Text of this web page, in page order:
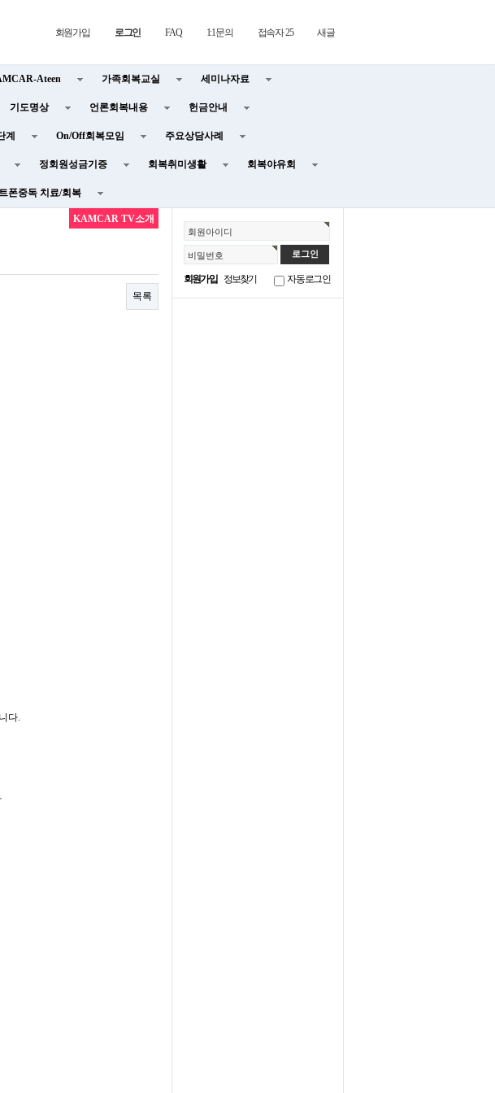
회원가입 로그인 FAQ 1:1문의 접속자 25 새글
Ateen 가족회복교실 세미나자료
기도명상 언론회복내용 헌금안내
계 On/Off회복모임 주요상담사례
정회원성금기증 회복취미생활 회복야유회
폰중독 치료/회복
회원아이디
비밀번호
회원가입 정보찾기 자동로그인
KAMCAR TV소개
목록
다.